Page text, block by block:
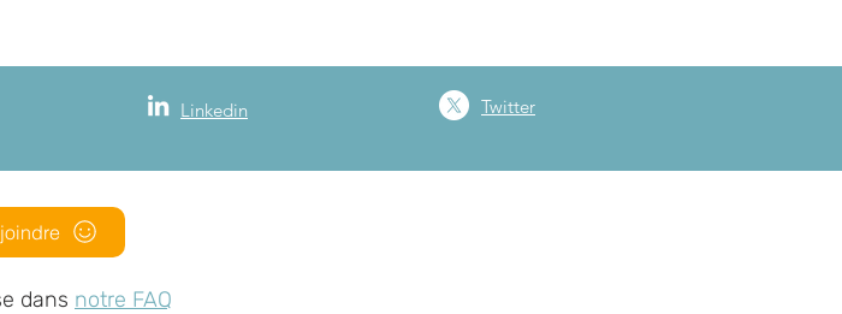
Linkedin Twitter
dans notre FAQ